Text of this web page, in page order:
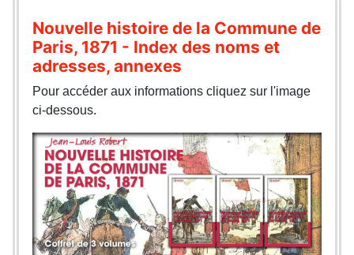
Nouvelle histoire de la Commune de
Paris, 1871 - Index des noms et
adresses, annexes
Pour accéder aux informations cliquez sur l'image
ci-dessous.